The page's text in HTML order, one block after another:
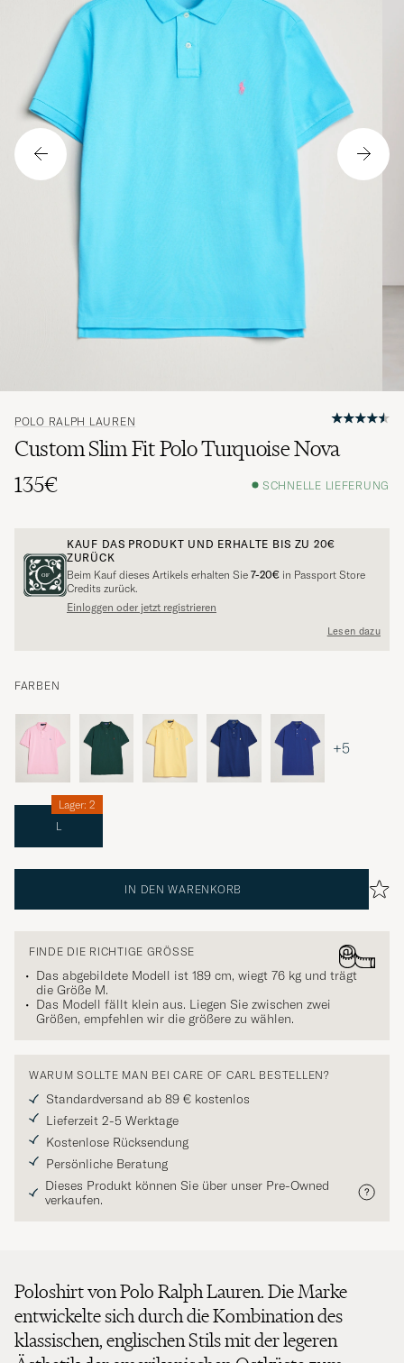
POLO RALPH LAUREN
Custom Slim Fit Polo Turquoise Nova
135€
SCHNELLE LIEFERUNG
KAUF DAS PRODUKT UND ERHALTE BIS ZU 20€
ZURÜCK
Beim Kauf dieses Artikels erhalten Sie 7-20€ in Passport Store
Credits zurück.
Einloggen oder jetzt registrieren
Lesen dazu
FARBEN
+5
L
Lager: 2
IN DEN WARENKORB
FINDE DIE RICHTIGE GRÖSSE
Das abgebildete Modell ist 189 cm, wiegt 76 kg und trägt
die Größe M.
Das Modell fällt klein aus. Liegen Sie zwischen zwei
Größen, empfehlen wir die größere zu wählen.
WARUM SOLLTE MAN BEI CARE OF CARL BESTELLEN?
Standardversand ab 89 € kostenlos
Lieferzeit 2-5 Werktage
Kostenlose Rücksendung
Persönliche Beratung
Dieses Produkt können Sie über unser Pre-Owned
verkaufen.
Poloshirt von Polo Ralph Lauren. Die Marke
entwickelte sich durch die Kombination des
klassischen, englischen Stils mit der legeren